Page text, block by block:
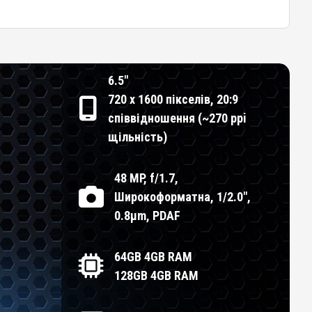
6.5"
720 x 1600 пікселів, 20:9
співвідношення (~270 ppi
щільність)
48 MP, f/1.7,
Широкоформатна, 1/2.0",
0.8µm, PDAF
64GB 4GB RAM
128GB 4GB RAM